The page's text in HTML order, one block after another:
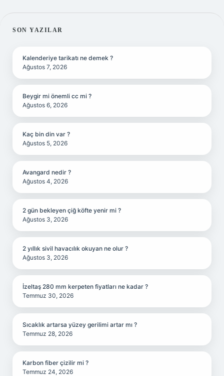
SIDEBAR
SON YAZILAR
Kalenderiye tarikatı ne demek ?
Ağustos 7, 2026
Beygir mi önemli cc mi ?
Ağustos 6, 2026
Kaç bin din var ?
Ağustos 5, 2026
Avangard nedir ?
Ağustos 4, 2026
2 gün bekleyen çiğ köfte yenir mi ?
Ağustos 3, 2026
2 yıllık sivil havacılık okuyan ne olur ?
Ağustos 3, 2026
İzeltaş 280 mm kerpeten fiyatları ne kadar ?
Temmuz 30, 2026
Sıcaklık artarsa yüzey gerilimi artar mı ?
Temmuz 28, 2026
Karbon fiber çizilir mi ?
Temmuz 24, 2026